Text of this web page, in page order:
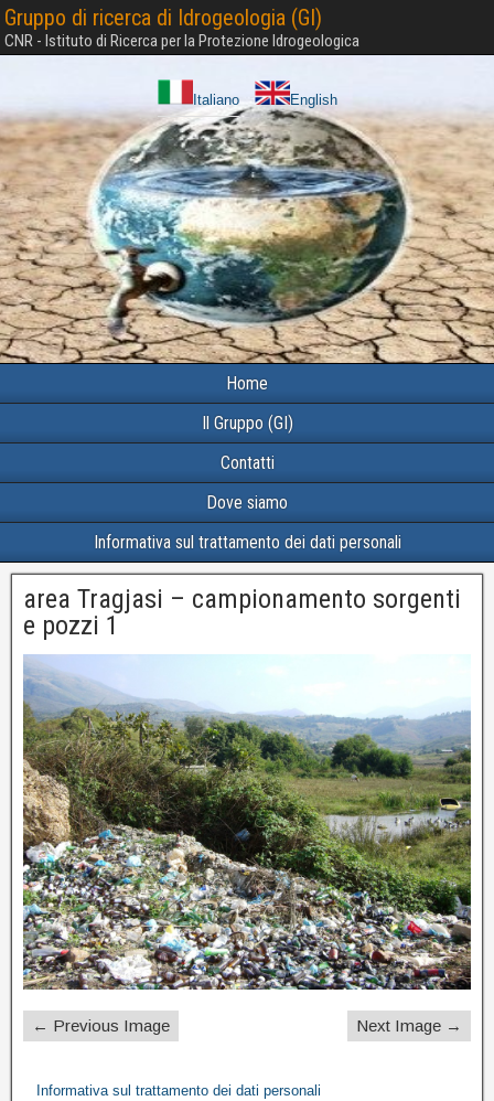
Gruppo di ricerca di Idrogeologia (GI)
CNR - Istituto di Ricerca per la Protezione Idrogeologica
Italiano English
Home
Il Gruppo (GI)
Contatti
Dove siamo
Informativa sul trattamento dei dati personali
area Tragjasi – campionamento sorgenti
e pozzi 1
← Previous Image Next Image →
Informativa sul trattamento dei dati personali